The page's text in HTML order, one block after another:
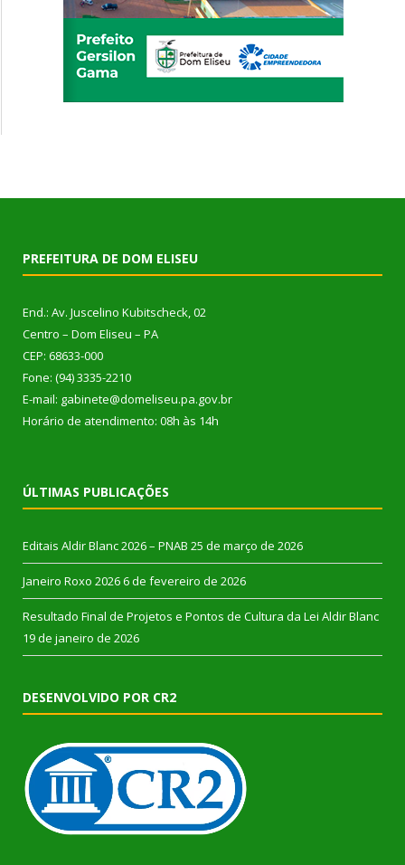
PREFEITURA DE DOM ELISEU
End.: Av. Juscelino Kubitscheck, 02
Centro – Dom Eliseu – PA
CEP: 68633-000
Fone: (94) 3335-2210
E-mail: gabinete@domeliseu.pa.gov.br
Horário de atendimento: 08h às 14h
ÚLTIMAS PUBLICAÇÕES
Editais Aldir Blanc 2026 – PNAB 25 de março de 2026
Janeiro Roxo 2026 6 de fevereiro de 2026
Resultado Final de Projetos e Pontos de Cultura da Lei Aldir Blanc
19 de janeiro de 2026
DESENVOLVIDO POR CR2